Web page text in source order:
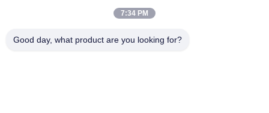
7:34 PM
Good day, what product are you looking for?